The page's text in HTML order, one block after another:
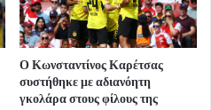
Ο Κωνσταντίνος Καρέτσας
συστήθηκε με αδιανόητη
γκολάρα στους φίλους της